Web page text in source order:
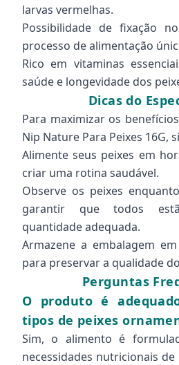
larvas vermelhas.
Possibilidade de fixação
processo de alimentação
Rico em vitaminas
saúde e longevidade dos
Dicas do
Para maximizar os
Nip Nature Para Peixes 16G,
Alimente seus peixes em
criar uma rotina saudável.
Observe os peixes
garantir que todos
quantidade adequada.
Armazene a embalagem
para preservar a qualidade
Perguntas
O produto é
tipos de peixes
Sim, o alimento é
necessidades nutricionais